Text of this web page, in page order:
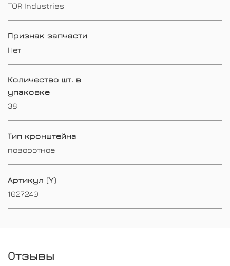
TOR Industries
Признак запчасти
Нет
Количество шт. в
упаковке
38
Тип кронштейна
поворотное
Артикул (Y)
1027240
Отзывы